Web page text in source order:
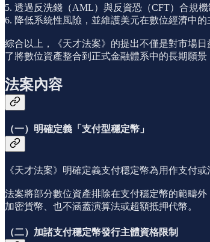
5. 透過反洗錢（AML）與反資恐（CFT）合規
6. 降低系統性風險，並維護美元在數位經濟中的
綜合以上，《天才法案》的提出不僅是對市場
了將數位資產整合到正式金融體系中的長期願景
法案內容
（一）明確定義「支付型穩定幣」
《天才法案》明確定義支付穩定幣為用作支付
法案將部分數位資產排除在支付穩定幣的範疇
加密貨幣、也不涵蓋演算法或超額抵押代幣。
（二）加諸支付穩定幣發行主體資格限制